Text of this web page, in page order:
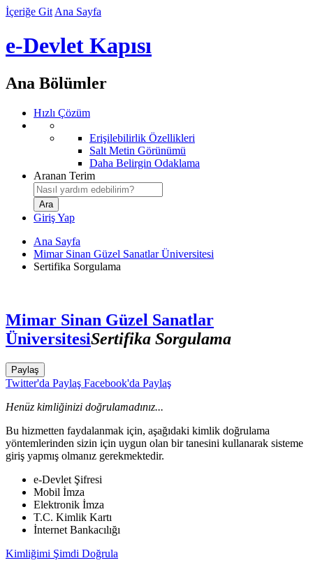
İçeriğe Git Ana Sayfa
e-Devlet Kapısı
Ana Bölümler
Hızlı Çözüm
Erişilebilirlik Özellikleri
Salt Metin Görünümü
Daha Belirgin Odaklama
Aranan Terim
Giriş Yap
Ana Sayfa
Mimar Sinan Güzel Sanatlar Üniversitesi
Sertifika Sorgulama
Mimar Sinan Güzel Sanatlar
ÜniversitesiSertifika Sorgulama
Paylaş
Twitter'da Paylaş Facebook'da Paylaş
Henüz kimliğinizi doğrulamadınız...
Bu hizmetten faydalanmak için, aşağıdaki kimlik doğrulama
yöntemlerinden sizin için uygun olan bir tanesini kullanarak sisteme
giriş yapmış olmanız gerekmektedir.
e-Devlet Şifresi
Mobil İmza
Elektronik İmza
T.C. Kimlik Kartı
İnternet Bankacılığı
Kimliğimi Şimdi Doğrula